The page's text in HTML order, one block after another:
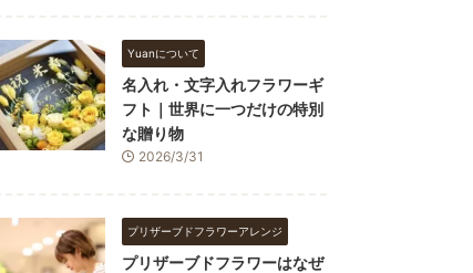
Yuanについて
名入れ・文字入れフラワーギ
フト｜世界に一つだけの特別
な贈り物
2026/3/31
プリザーブドフラワーアレンジ
プリザーブドフラワーはなぜ